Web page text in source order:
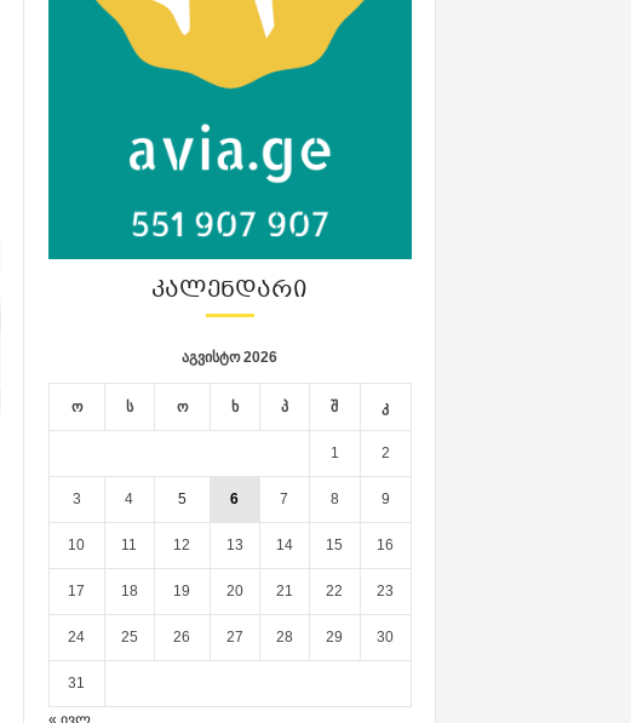
ᲙᲐᲚᲔᲜᲓᲐᲠᲘ
აგვისტო 2026
ო ს ო ხ პ შ კ
1 2
3 4 5 6 7 8 9
10 11 12 13 14 15 16
17 18 19 20 21 22 23
24 25 26 27 28 29 30
31